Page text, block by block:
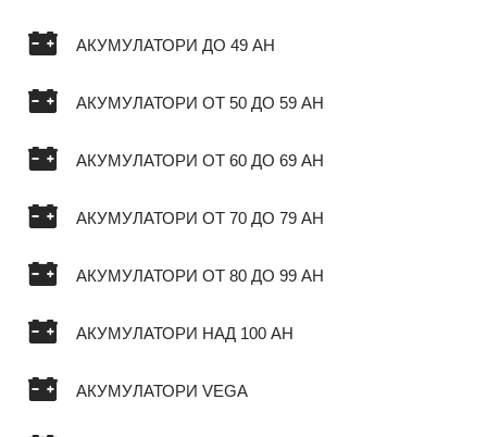
АКУМУЛАТОРИ ДО 49 AH
АКУМУЛАТОРИ ОТ 50 ДО 59 AH
АКУМУЛАТОРИ ОТ 60 ДО 69 AH
АКУМУЛАТОРИ ОТ 70 ДО 79 AH
АКУМУЛАТОРИ ОТ 80 ДО 99 AH
АКУМУЛАТОРИ НАД 100 AH
АКУМУЛАТОРИ VEGA